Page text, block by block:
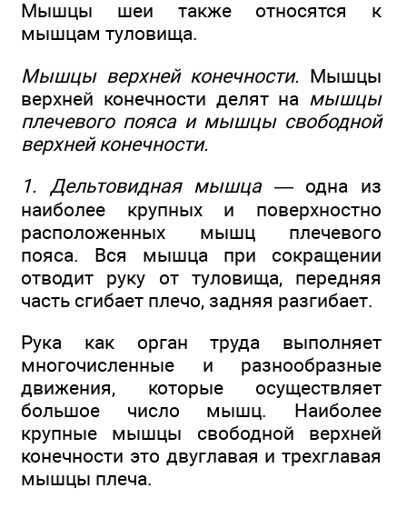
Мышцы шеи также относятся к
мышцам туловища.
Мышцы верхней конечности. Мышцы
верхней конечности делят на мышцы
плечевого пояса и мышцы свободной
верхней конечности.
1. Дельтовидная мышца — одна из
наиболее крупных и поверхностно
расположенных мышц плечевого
пояса. Вся мышца при сокращении
отводит руку от туловища, передняя
часть сгибает плечо, задняя разгибает.
Рука как орган труда выполняет
многочисленные и разнообразные
движения, которые осуществляет
большое число мышц. Наиболее
крупные мышцы свободной верхней
конечности это двуглавая и трехглавая
мышцы плеча.